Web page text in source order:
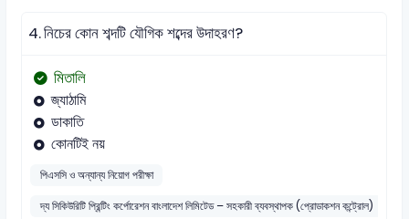
4.নিচের কোন শব্দটি যৌগিক শব্দের উদাহরণ?
মিতালি
জ্যাঠামি
ডাকাতি
কোনটিই নয়
পিএসসি ও অন্যান্য নিয়োগ পরীক্ষা
দ্য সিকিউরিটি প্রিন্টিং কর্পোরেশন বাংলাদেশ লিমিটেড – সহকারী ব্যবস্থাপক (প্রোডাকশন কন্ট্রোল)